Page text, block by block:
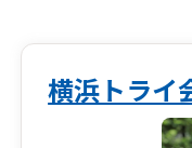
横浜トライ